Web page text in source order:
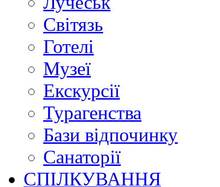
Світязь
Готелі
Музеї
Екскурсії
Турагенства
Бази відпочинку
Санаторії
СПІЛКУВАННЯ